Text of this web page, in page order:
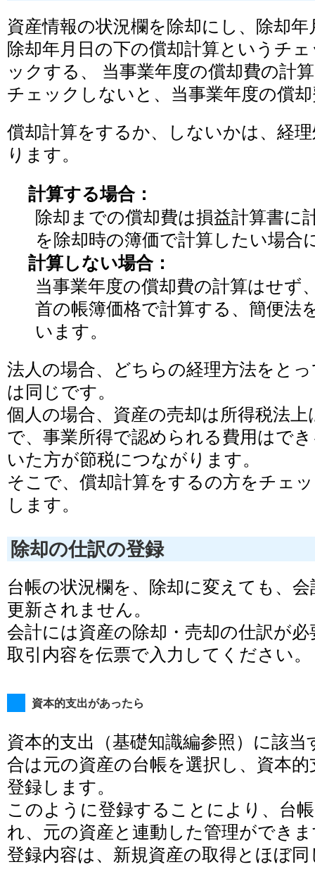
資産情報の状況欄を除却にし、除却
除却年月日の下の償却計算というチ
ックする、 当事業年度の償却費の計
チェックしないと、当事業年度の償
償却計算をするか、しないかは、経
ります。
計算する場合：
除却までの償却費は損益計算書に
を除却時の簿価で計算したい場合
計算しない場合：
当事業年度の償却費の計算はせず
首の帳簿価格で計算する、簡便法
います。
法人の場合、どちらの経理方法をと
は同じです。
個人の場合、資産の売却は所得税法
で、事業所得で認められる費用はで
いた方が節税につながります。
そこで、償却計算をするの方をチェ
します。
除却の仕訳の登録
台帳の状況欄を、除却に変えても、
更新されません。
会計には資産の除却・売却の仕訳が
取引内容を伝票で入力してください。
資本的支出があったら
資本的支出（基礎知識編参照）に該
合は元の資産の台帳を選択し、資本
登録します。
このように登録することにより、台
れ、元の資産と連動した管理ができ
登録内容は、新規資産の取得とほぼ